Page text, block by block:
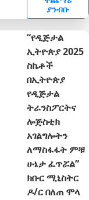
ያንብቡ
“የዲጅታል
ኢትዮጵያ 2025
ስኬቶች
በኢትዮጵያ
የዲጅታል
ትራንስፖርትና
ሎጅስቲክ
አገልግሎትን
ለማስፋፋት ምቹ
ሁኔታ ፈጥሯል”
ክቡር ሚኒስትር
ዶ/ር በለጠ ሞላ